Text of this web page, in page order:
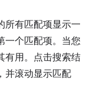
所有匹配项显示一
一个匹配项。当您
有用。点击搜索结
并滚动显示匹配